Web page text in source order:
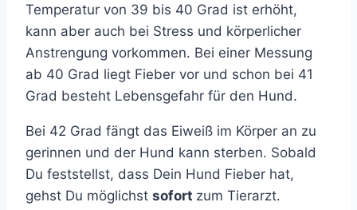
Temperatur von 39 bis 40 Grad ist erhöht,
kann aber auch bei Stress und körperlicher
Anstrengung vorkommen. Bei einer Messung
ab 40 Grad liegt Fieber vor und schon bei 41
Grad besteht Lebensgefahr für den Hund.
Bei 42 Grad fängt das Eiweiß im Körper an zu
gerinnen und der Hund kann sterben. Sobald
Du feststellst, dass Dein Hund Fieber hat,
gehst Du möglichst sofort zum Tierarzt.